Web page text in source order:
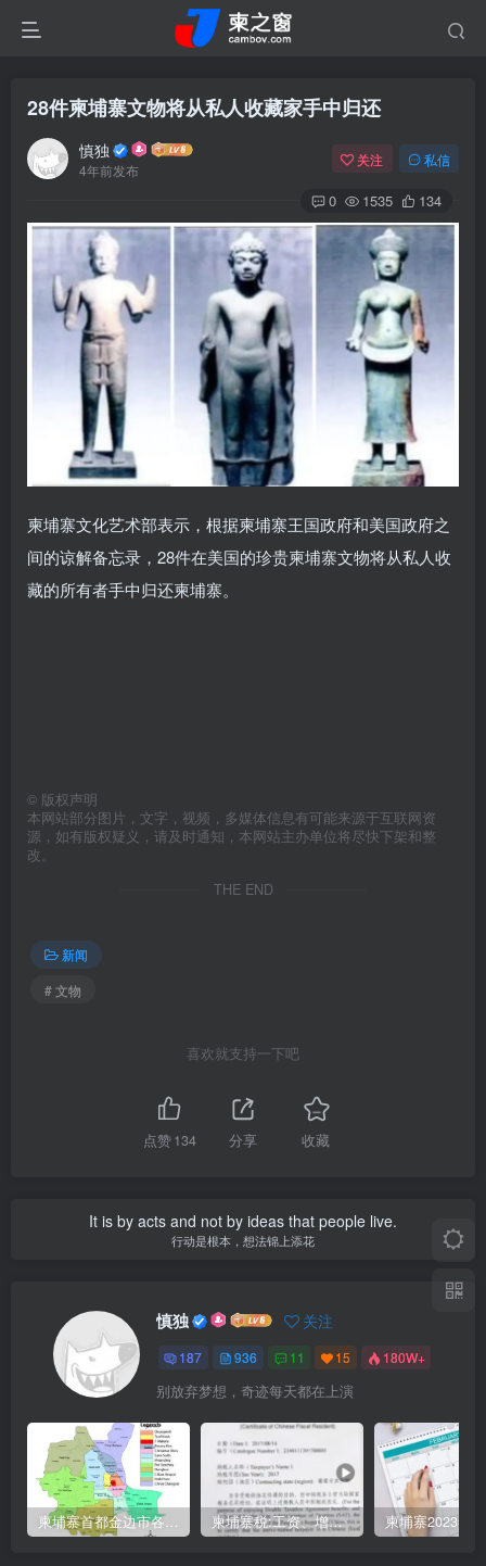
28件柬埔寨文物将从私人收藏家手中归还
慎独
4年前发布
关注 私信
0 1535 134
柬埔寨文化艺术部表示，根据柬埔寨王国政府和美国政府之
间的谅解备忘录，28件在美国的珍贵柬埔寨文物将从私人收
藏的所有者手中归还柬埔寨。
© 版权声明
本网站部分图片，文字，视频，多媒体信息有可能来源于互联网资
源，如有版权疑义，请及时通知，本网站主办单位将尽快下架和整
改。
THE END
新闻
# 文物
喜欢就支持一下吧
点赞134 分享 收藏
It is by acts and not by ideas that people live.
行动是根本，想法锦上添花
慎独 关注
187 936 11 15 180W+
别放弃梦想，奇迹每天都在上演
柬埔寨首都金边市各区与分区名称分布 柬埔寨税:工资、增值、预扣、利润、专利、产业、注册税